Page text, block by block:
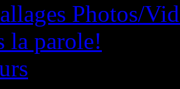
Photos/
la parole!